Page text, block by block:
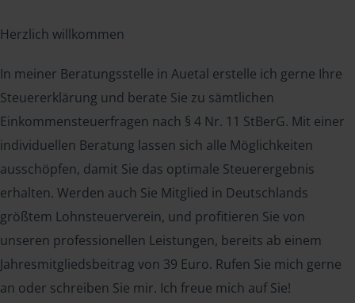
Herzlich willkommen
In meiner Beratungsstelle in Auetal erstelle ich gerne Ihre
Steuererklärung und berate Sie zu sämtlichen
Einkommensteuerfragen nach § 4 Nr. 11 StBerG. Mit einer
individuellen Beratung lassen sich alle Möglichkeiten
ausschöpfen, damit Sie das optimale Steuerergebnis
erhalten. Werden auch Sie Mitglied in Deutschlands
größtem Lohnsteuerverein, und profitieren Sie von
unseren professionellen Leistungen, bereits ab einem
Jahresmitgliedsbeitrag von 39 Euro. Rufen Sie mich gerne
an oder schreiben Sie mir. Ich freue mich auf Sie!